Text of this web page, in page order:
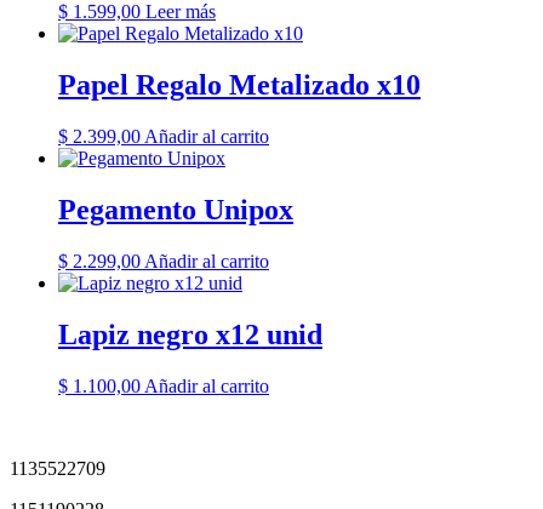
$ 1.599,00 Leer más
Papel Regalo Metalizado x10
$ 2.399,00 Añadir al carrito
Pegamento Unipox
$ 2.299,00 Añadir al carrito
Lapiz negro x12 unid
$ 1.100,00 Añadir al carrito
1135522709